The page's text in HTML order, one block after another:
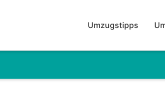
Umzugstipps